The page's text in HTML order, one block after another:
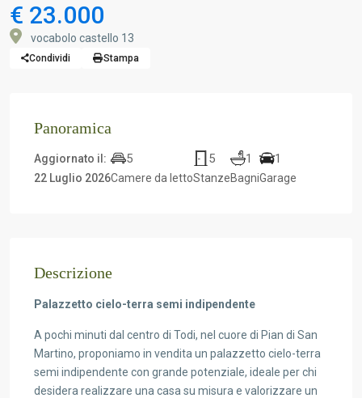
€ 23.000
vocabolo castello 13
Condividi Stampa
Panoramica
Aggiornato il:
22 Luglio 2026
5
Camere da letto
5
Stanze
1
Bagni
1
Garage
Descrizione
Palazzetto cielo-terra semi indipendente
A pochi minuti dal centro di Todi, nel cuore di Pian di San
Martino, proponiamo in vendita un palazzetto cielo-terra
semi indipendente con grande potenziale, ideale per chi
desidera realizzare una casa su misura e valorizzare un